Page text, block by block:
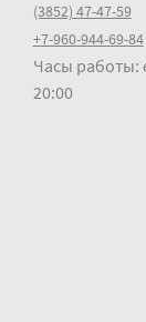
(3852) 47-47-59
+7-960-944-69-84
Часы работы:
20:00